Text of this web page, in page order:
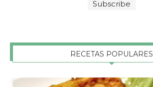
RECETAS POPULARES